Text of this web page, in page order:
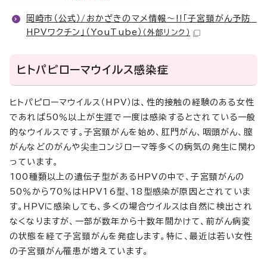
岡崎市（公式）/おかざきのマメ情報～!!「子宮頸がん予防
HPVワクチン」（YouTube） （外部リンク）
ヒトパピローマウイルス感染症
ヒトパピローマウイルス（HPV）は、性的接触の経験のある女性
であれば50％以上が生涯で一度は感染するとされている一般
的なウイルスです。子宮頸がんを始め、肛門がん、咽頭がん、膣
がんなどのがんや尖圭コンジローマ等多くの病気の発生に関わ
っています。
100種類以上の遺伝子型があるHPVの中で、子宮頸がんの
50％から70％はHPV16型、18型感染が原因とされていま
す。HPVに感染しても、多くの場合ウイルスは自然に検出され
なくなりますが、一部が数年から十数年間かけて、前がん病変
の状態を経て子宮頸がんを発症します。特に、最近は若い女性
の子宮頸がん罹患が増えています。